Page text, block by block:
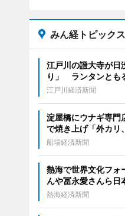
みん経トピックス
江戸川の證大寺が日
り」 ランタンとも
江戸川経済新聞
淀屋橋にウナギ専
で焼き上げ「外カリ
船場経済新聞
熱海で世界文化フ
んや冨永愛さんら日
熱海経済新聞